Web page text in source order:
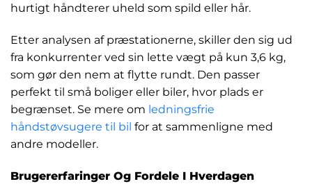
hurtigt håndterer uheld som spild eller hår.
Etter analysen af præstationerne, skiller den sig ud
fra konkurrenter ved sin lette vægt på kun 3,6 kg,
som gør den nem at flytte rundt. Den passer
perfekt til små boliger eller biler, hvor plads er
begrænset. Se mere om ledningsfrie
håndstøvsugere til bil for at sammenligne med
andre modeller.
Brugererfaringer Og Fordele I Hverdagen